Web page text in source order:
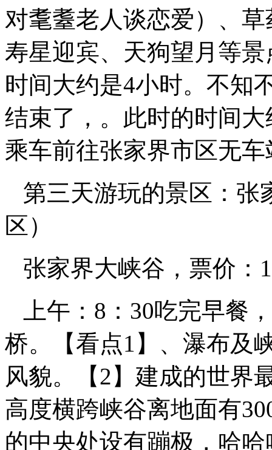
对耄耋老人谈恋爱）、
寿星迎宾、天狗望月等
时间大约是4小时。不知
结束了，。此时的时间
乘车前往张家界市区无
第三天游玩的景区：张
区）
张家界大峡谷，票价：
上午：8：30吃完早餐
桥。【看点1】、瀑布及
风貌。【2】建成的世界
高度横跨峡谷离地面有
的中央处设有蹦极，哈